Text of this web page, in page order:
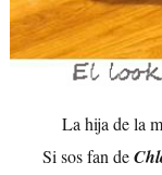
La hija de la
Si sos fan de